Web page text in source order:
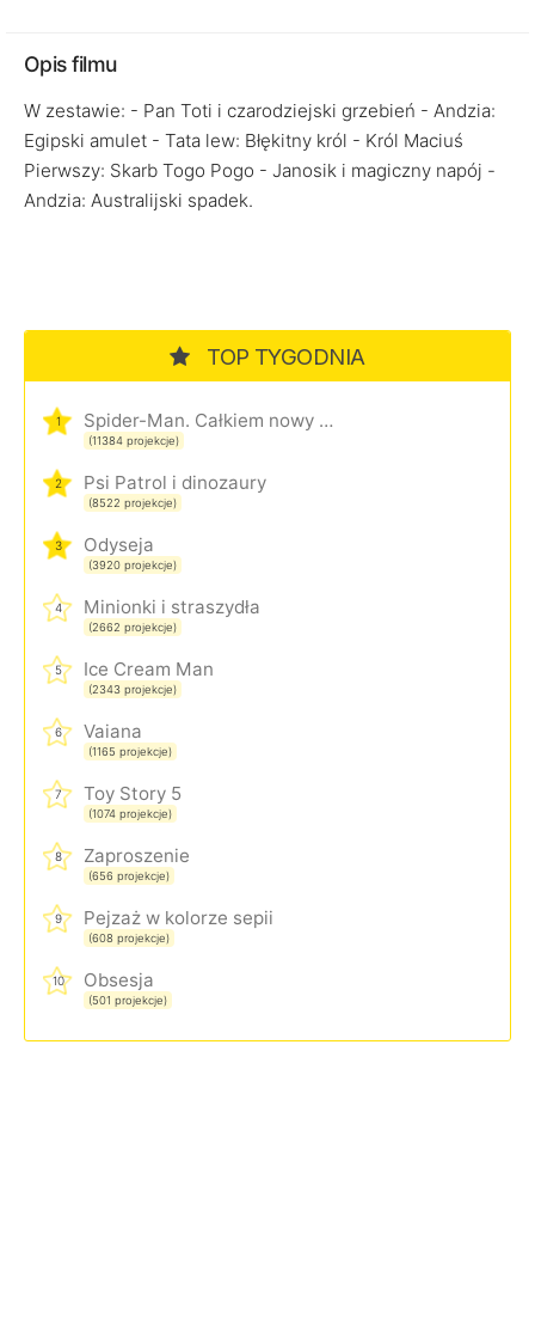
Opis filmu
W zestawie: - Pan Toti i czarodziejski grzebień - Andzia:
Egipski amulet - Tata lew: Błękitny król - Król Maciuś
Pierwszy: Skarb Togo Pogo - Janosik i magiczny napój -
Andzia: Australijski spadek.
TOP TYGODNIA
1 Spider-Man. Całkiem nowy dzień
(11384 projekcje)
2 Psi Patrol i dinozaury
(8522 projekcje)
3 Odyseja
(3920 projekcje)
4 Minionki i straszydła
(2662 projekcje)
5 Ice Cream Man
(2343 projekcje)
6 Vaiana
(1165 projekcje)
7 Toy Story 5
(1074 projekcje)
8 Zaproszenie
(656 projekcje)
9 Pejzaż w kolorze sepii
(608 projekcje)
10 Obsesja
(501 projekcje)